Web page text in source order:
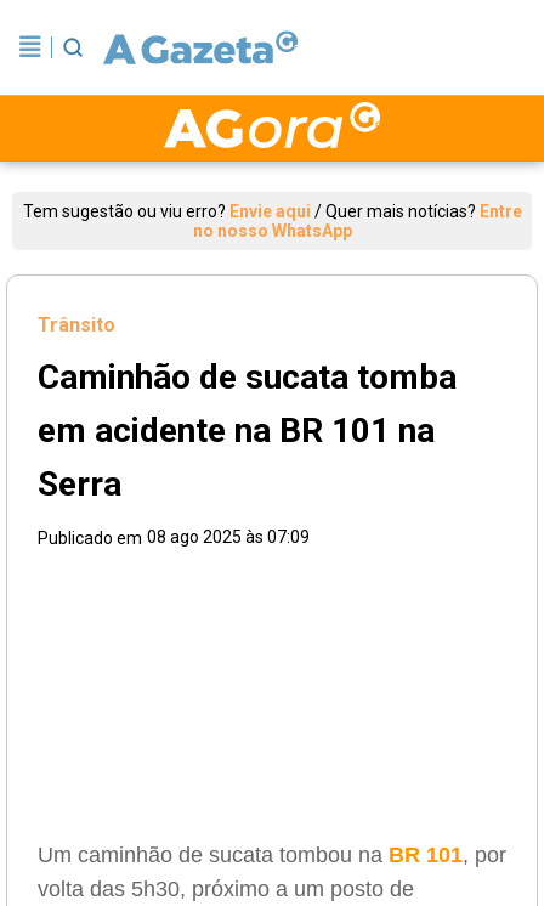
Tem sugestão ou viu erro? Envie aqui /Quer mais notícias? Entre
no nosso WhatsApp
Trânsito
Caminhão de sucata tomba
em acidente na BR 101 na
Serra
Publicado em 08 ago 2025 às 07:09
Um caminhão de sucata tombou na BR 101, por
volta das 5h30, próximo a um posto de